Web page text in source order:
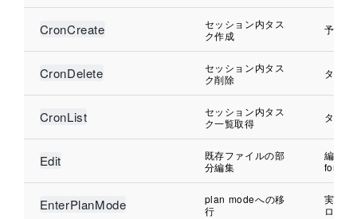
CronCreate
セッション内タス
ク作成
予約
CronDelete
セッション内タス
ク削除
タス
CronList
セッション内タス
ク一覧取得
タス
Edit
既存ファイルの部
分編集
編集
format
EnterPlanMode
plan modeへの移
行
実装
ログ